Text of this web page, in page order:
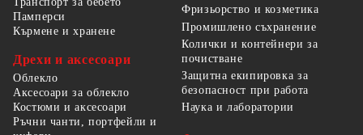
Памперси
Кърмене и хранене
Дрехи и аксесоари
Облекло
Аксесоари за облекло
Костюми и аксесоари
Ръчни чанти, портфейли и
Фризьорство и козметика
Промишлено съхранение
Колички и контейнери за
почистване
Защитна екипировка за
безопасност при работа
Наука и лаборатории